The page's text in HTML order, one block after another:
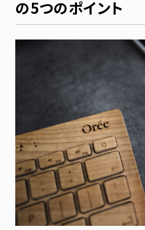
導入事例
メールフォームでのお問合せ
お電話
の5つのポイント